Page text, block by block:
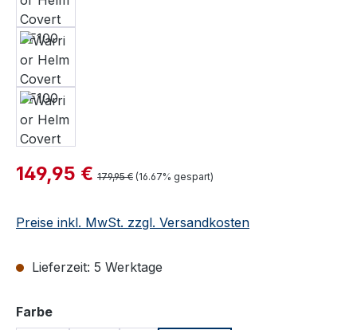
Verkaufspreis:
149,95 € Regulärer Preis:
179,95 € (16.67% gespart)
Preise inkl. MwSt. zzgl. Versandkosten
Lieferzeit: 5 Werktage
Farbeauswählen